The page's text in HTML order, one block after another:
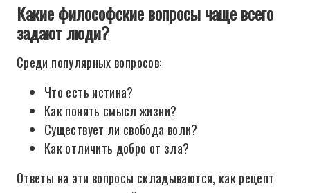
Какие философские вопросы чаще всего
задают люди?
Среди популярных вопросов:
Что есть истина?
Как понять смысл жизни?
Существует ли свобода воли?
Как отличить добро от зла?
Ответы на эти вопросы складываются, как рецепт